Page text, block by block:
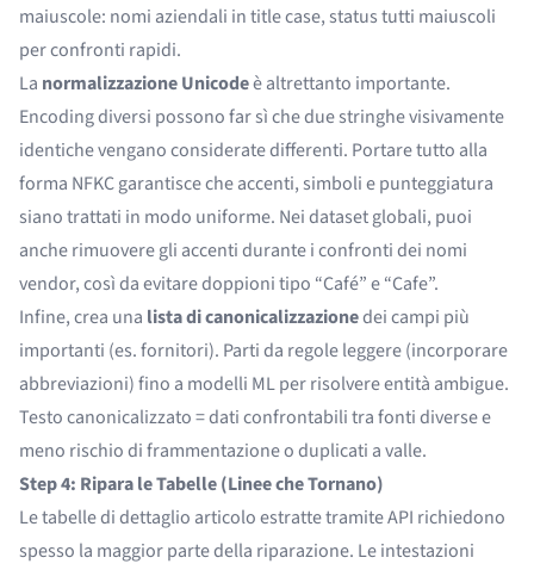
maiuscole: nomi aziendali in title case, status tutti maiuscoli
per confronti rapidi.
La normalizzazione Unicodeè altrettanto importante.
Encoding diversi possono far sì che due stringhe visivamente
identiche vengano considerate differenti. Portare tutto alla
forma NFKC garantisce che accenti, simboli e punteggiatura
siano trattati in modo uniforme. Nei dataset globali, puoi
anche rimuovere gli accenti durante i confronti dei nomi
vendor, così da evitare doppioni tipo “Café” e “Cafe”.
Infine, crea una lista di canonicalizzazionedei campi più
importanti (es. fornitori). Parti da regole leggere (incorporare
abbreviazioni) fino a modelli ML per risolvere entità ambigue.
Testo canonicalizzato = dati confrontabili tra fonti diverse e
meno rischio di frammentazione o duplicati a valle.
Step 4: Ripara le Tabelle (Linee che Tornano)
Le tabelle di dettaglio articolo estratte tramite API richiedono
spesso la maggior parte della riparazione. Le intestazioni